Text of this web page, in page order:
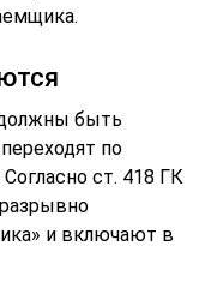
быть
по
ст. 418 ГК
и включают в